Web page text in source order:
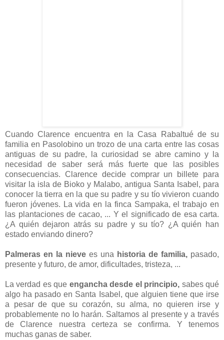
Cuando Clarence encuentra en la Casa Rabaltué de su
familia en Pasolobino un trozo de una carta entre las cosas
antiguas de su padre, la curiosidad se abre camino y la
necesidad de saber será más fuerte que las posibles
consecuencias. Clarence decide comprar un billete para
visitar la isla de Bioko y Malabo, antigua Santa Isabel, para
conocer la tierra en la que su padre y su tío vivieron cuando
fueron jóvenes. La vida en la finca Sampaka, el trabajo en
las plantaciones de cacao, ... Y el significado de esa carta.
¿A quién dejaron atrás su padre y su tío? ¿A quién han
estado enviando dinero?
Palmeras en la nievees unahistoria de familia,
presente y futuro, de amor, dificultades, tristeza, ...
La verdad es queengancha desde el principio,sabes qué
algo ha pasado en Santa Isabel, que alguien tiene que irse
a pesar de que su corazón, su alma, no quieren irse y
probablemente no lo harán. Saltamos al presente y a través